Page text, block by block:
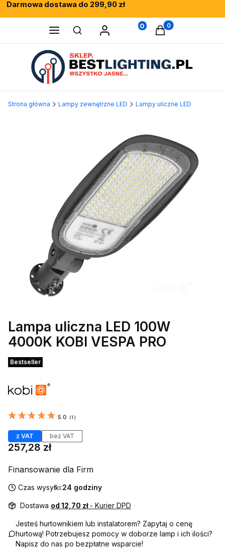
Darmowa dostawa do 299,90 zł
Rewelacyjne opinie klientów
Fachowe doradztwo
Otwórz wyszukiwarkę
0 Produkty w
Strona główna Lampy zewnętrzne LED Lampy uliczne LED
Lampa uliczna LED 100W
4000K KOBI VESPA PRO
Etykiety
Bestseller
5.0 (1 )
z VAT bez VAT
Cena
257,28 zł
Finansowanie dla Firm
Czas wysyłki:24 godziny
Dostawa od 12,70 zł - Kurier DPD
Jesteś hurtownikiem lub instalatorem? Zapytaj o cenę
hurtową! Potrzebujesz pomocy w doborze lamp i ich ilości?
Napisz do nas po bezpłatne wsparcie!